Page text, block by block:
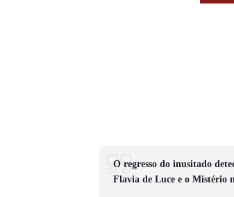
O regresso do inusitado
Flavia de Luce e o Mistério